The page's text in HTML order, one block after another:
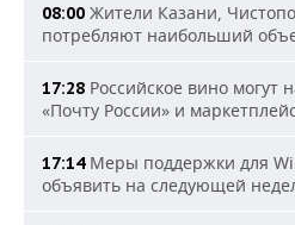
08:00 Жители Казани,
потребляют наибольший
17:28 Российское вино могут
«Почту России» и
17:14Меры поддержки для
объявить на следующей